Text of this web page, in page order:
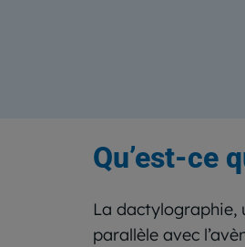
Qu’est-ce
La dactylographie,
parallèle avec